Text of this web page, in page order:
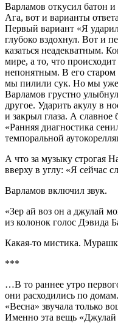
Варламов откусил батон
Ага, вот и варианты
Первый вариант «Я
глубоко вздохнул. Вот и
казаться неадекватным.
мире, а то, что
непонятным. В его
мы пилили сук. Но мы уже
Варламов грустно
другое. Ударить акулу в
и закрыл глаза. А
«Ранняя диагностика
темпоральной
А что за музыку строгая
вверху в углу: «Я
Варламов включил звук.
«Зер ай воз он а джулай
из колонок голос Дэвида
Какая-то мистика.
***
…В то раннее утро
они расходились по
«Весна» звучала только
Именно эта вещь